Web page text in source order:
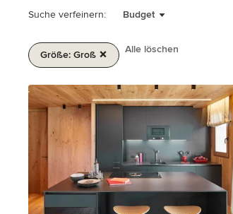
Suche verfeinern: Budget
Größe: Groß Alle löschen
von
2